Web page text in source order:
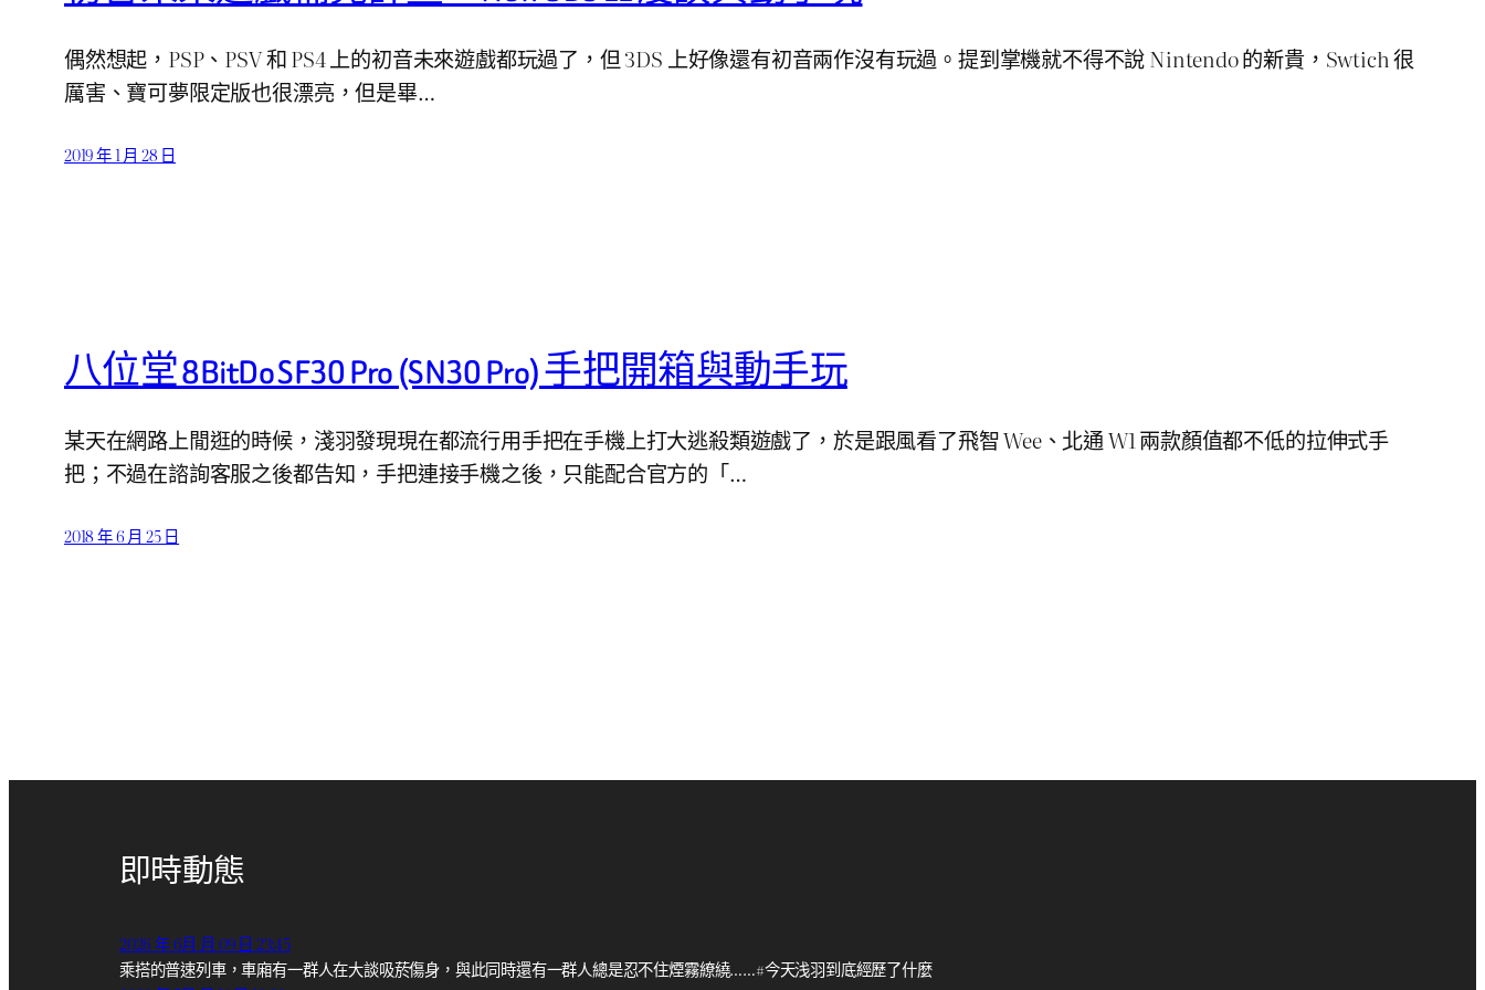
偶然想起，PSP、PSV 和 PS4 上的初音未來遊戲都玩過了，但 3DS 上好像還有初音兩作沒有玩過。提到掌機就不得不說 Nintendo 的新貴，Swtich 很
厲害、寶可夢限定版也很漂亮，但是畢…
2019 年 1 月 28 日
八位堂 8BitDo SF30 Pro (SN30 Pro) 手把開箱與動手玩
某天在網路上閒逛的時候，淺羽發現現在都流行用手把在手機上打大逃殺類遊戲了，於是跟風看了飛智 Wee、北通 W1 兩款顏值都不低的拉伸式手
把；不過在諮詢客服之後都告知，手把連接手機之後，只能配合官方的「…
2018 年 6 月 25 日
即時動態
2026 年 6月 月 09 日 23:45
乘搭的普速列車，車廂有一群人在大談吸菸傷身，與此同時還有一群人總是忍不住煙霧繚繞……#今天浅羽到底經歷了什麼